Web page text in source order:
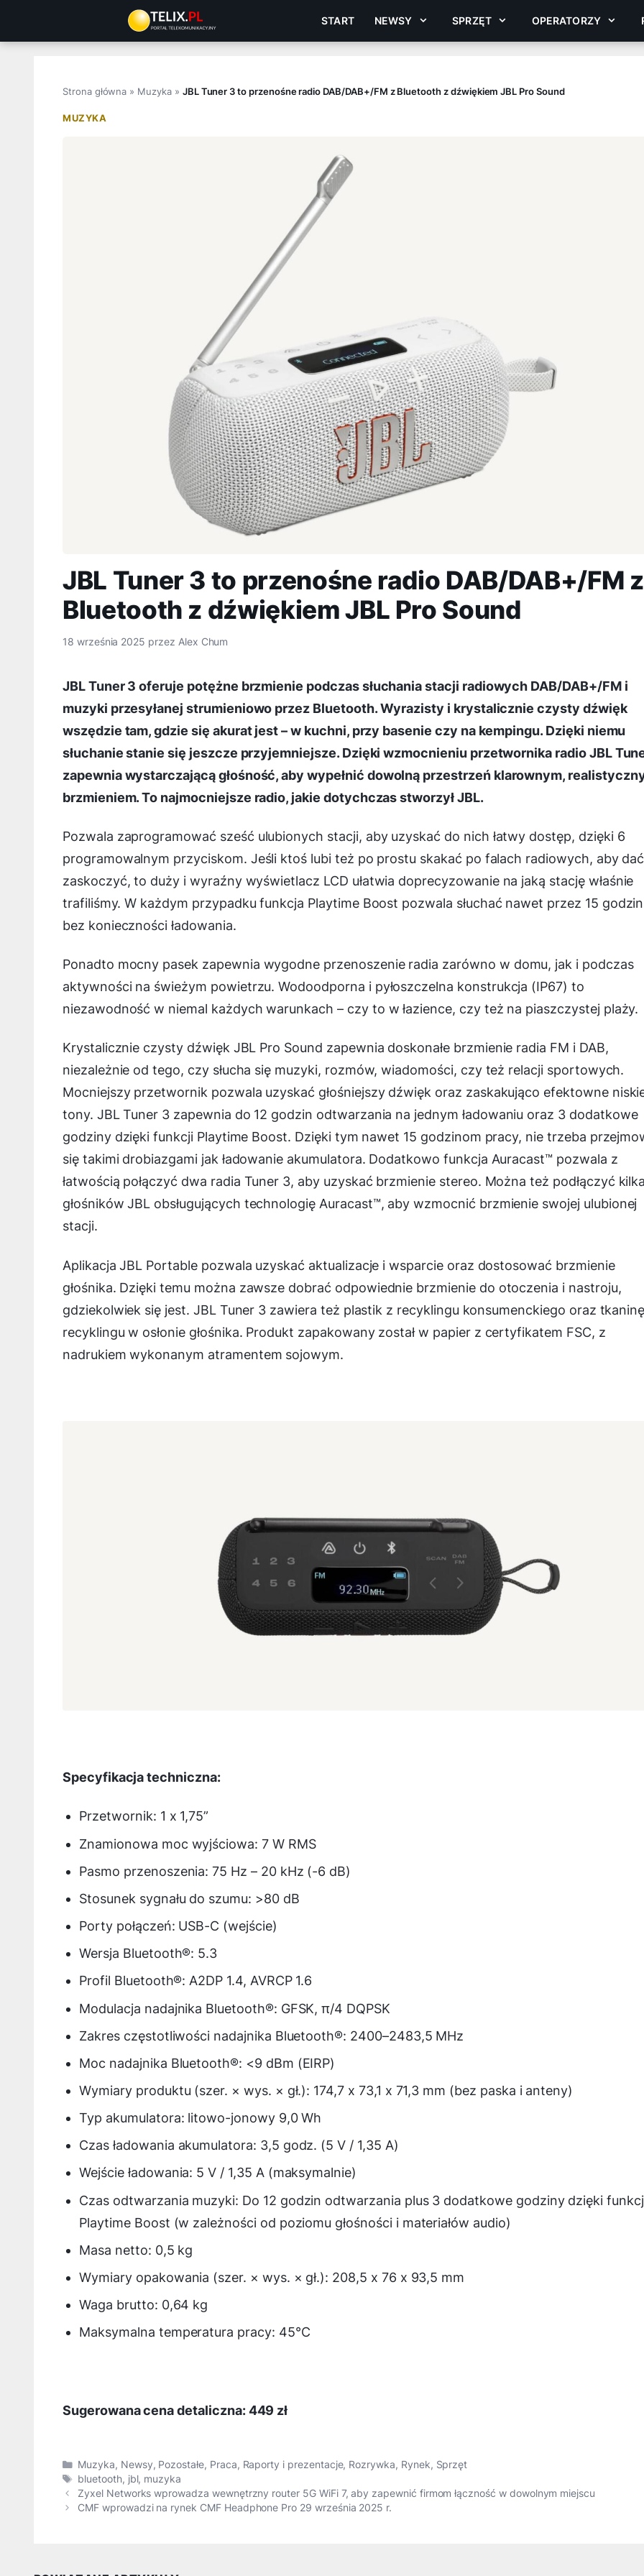
treści
START NEWSY SPRZĘT OPERATORZY
Strona główna » Muzyka» JBL Tuner 3 to przenośne radio DAB/DAB+/FM z Bluetooth z dźwiękiem JBL Pro Sound
MUZYKA
JBL Tuner 3 to przenośne radio DAB/DAB+/FM z
Bluetooth z dźwiękiem JBL Pro Sound
18 września 2025 przez Alex Chum
JBL Tuner 3 oferuje potężne brzmienie podczas słuchania stacji radiowych DAB/DAB+/FM i
muzyki przesyłanej strumieniowo przez Bluetooth. Wyrazisty i krystalicznie czysty dźwięk
wszędzie tam, gdzie się akurat jest – w kuchni, przy basenie czy na kempingu. Dzięki niemu
słuchanie stanie się jeszcze przyjemniejsze. Dzięki wzmocnieniu przetwornika radio JBL
zapewnia wystarczającą głośność, aby wypełnić dowolną przestrzeń klarownym,
brzmieniem. To najmocniejsze radio, jakie dotychczas stworzył JBL.
Pozwala zaprogramować sześć ulubionych stacji, aby uzyskać do nich łatwy dostęp, dzięki 6
programowalnym przyciskom. Jeśli ktoś lubi też po prostu skakać po falach radiowych, aby
zaskoczyć, to duży i wyraźny wyświetlacz LCD ułatwia doprecyzowanie na jaką stację właśnie
trafiliśmy. W każdym przypadku funkcja Playtime Boost pozwala słuchać nawet przez 15 godzin
bez konieczności ładowania.
Ponadto mocny pasek zapewnia wygodne przenoszenie radia zarówno w domu, jak i podczas
aktywności na świeżym powietrzu. Wodoodporna i pyłoszczelna konstrukcja (IP67) to
niezawodność w niemal każdych warunkach – czy to w łazience, czy też na piaszczystej plaży.
Krystalicznie czysty dźwięk JBL Pro Sound zapewnia doskonałe brzmienie radia FM i DAB,
niezależnie od tego, czy słucha się muzyki, rozmów, wiadomości, czy też relacji sportowych.
Mocniejszy przetwornik pozwala uzyskać głośniejszy dźwięk oraz zaskakująco efektowne
tony. JBL Tuner 3 zapewnia do 12 godzin odtwarzania na jednym ładowaniu oraz 3 dodatkowe
godziny dzięki funkcji Playtime Boost. Dzięki tym nawet 15 godzinom pracy, nie trzeba
się takimi drobiazgami jak ładowanie akumulatora. Dodatkowo funkcja Auracast™ pozwala z
łatwością połączyć dwa radia Tuner 3, aby uzyskać brzmienie stereo. Można też podłączyć
głośników JBL obsługujących technologię Auracast™, aby wzmocnić brzmienie swojej ulubionej
stacji.
Aplikacja JBL Portable pozwala uzyskać aktualizacje i wsparcie oraz dostosować brzmienie
głośnika. Dzięki temu można zawsze dobrać odpowiednie brzmienie do otoczenia i nastroju,
gdziekolwiek się jest. JBL Tuner 3 zawiera też plastik z recyklingu konsumenckiego oraz
recyklingu w osłonie głośnika. Produkt zapakowany został w papier z certyfikatem FSC, z
nadrukiem wykonanym atramentem sojowym.
Specyfikacja techniczna:
Przetwornik: 1 x 1,75”
Znamionowa moc wyjściowa: 7 W RMS
Pasmo przenoszenia: 75 Hz – 20 kHz (-6 dB)
Stosunek sygnału do szumu: >80 dB
Porty połączeń: USB-C (wejście)
Wersja Bluetooth®: 5.3
Profil Bluetooth®: A2DP 1.4, AVRCP 1.6
Modulacja nadajnika Bluetooth®: GFSK, π/4 DQPSK
Zakres częstotliwości nadajnika Bluetooth®: 2400–2483,5 MHz
Moc nadajnika Bluetooth®: <9 dBm (EIRP)
Wymiary produktu (szer. × wys. × gł.): 174,7 x 73,1 x 71,3 mm (bez paska i anteny)
Typ akumulatora: litowo-jonowy 9,0 Wh
Czas ładowania akumulatora: 3,5 godz. (5 V / 1,35 A)
Wejście ładowania: 5 V / 1,35 A (maksymalnie)
Czas odtwarzania muzyki: Do 12 godzin odtwarzania plus 3 dodatkowe godziny dzięki
Playtime Boost (w zależności od poziomu głośności i materiałów audio)
Masa netto: 0,5 kg
Wymiary opakowania (szer. × wys. × gł.): 208,5 x 76 x 93,5 mm
Waga brutto: 0,64 kg
Maksymalna temperatura pracy: 45°C
Sugerowana cena detaliczna: 449 zł
Kategorie
Muzyka, Newsy, Pozostałe, Praca, Raporty i prezentacje, Rozrywka, Rynek, Sprzęt
Tagi
bluetooth, jbl, muzyka
Zyxel Networks wprowadza wewnętrzny router 5G WiFi 7, aby zapewnić firmom łączność w dowolnym miejscu
CMF wprowadzi na rynek CMF Headphone Pro 29 września 2025 r.